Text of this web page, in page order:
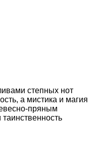
степных нот
а мистика и магия
пряным